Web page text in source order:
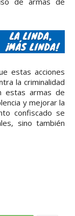
estas acciones
la criminalidad
estas armas de
y mejorar la
confiscado se
sino también